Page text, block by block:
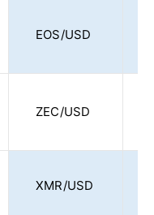
EOS/USD
ZEC/USD
XMR/USD